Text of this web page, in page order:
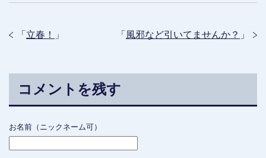
「 風邪など引いてませんか？ 」
「 立春！ 」
コメントを残す
お名前（ニックネーム可）